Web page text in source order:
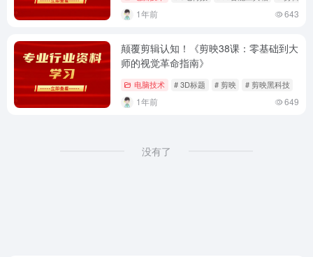
1年前 643
颠覆剪辑认知！《剪映38课：零基础到大
师的视觉革命指南》
电脑技术 # 3D标题 # 剪映 # 剪映黑科技
1年前 649
没有了